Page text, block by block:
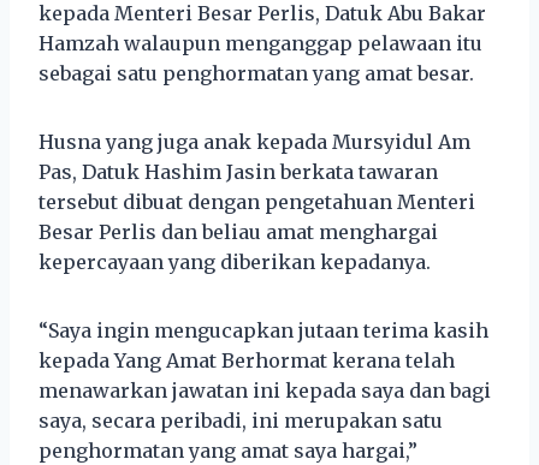
kepada Menteri Besar Perlis, Datuk Abu Bakar
Hamzah walaupun menganggap pelawaan itu
sebagai satu penghormatan yang amat besar.
Husna yang juga anak kepada Mursyidul Am
Pas, Datuk Hashim Jasin berkata tawaran
tersebut dibuat dengan pengetahuan Menteri
Besar Perlis dan beliau amat menghargai
kepercayaan yang diberikan kepadanya.
“Saya ingin mengucapkan jutaan terima kasih
kepada Yang Amat Berhormat kerana telah
menawarkan jawatan ini kepada saya dan bagi
saya, secara peribadi, ini merupakan satu
penghormatan yang amat saya hargai,”